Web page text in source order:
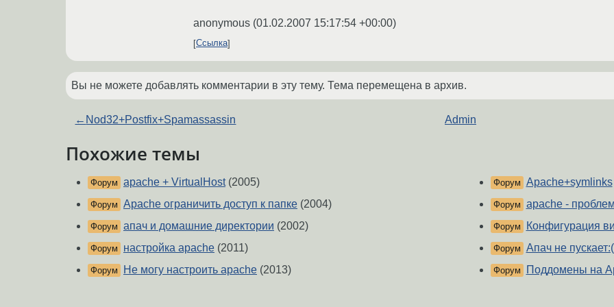
anonymous (01.02.2007 15:17:54 +00:00)
Ссылка
Вы не можете добавлять комментарии в эту тему. Тема перемещена в архив.
← Nod32+Postfix+Spamassassin Admin
Похожие темы
Форум apache + VirtualHost(2005)
Форум Apache ограничить доступ к папке (2004)
Форум апач и домашние директории (2002)
Форум настройка apache (2011)
Форум Не могу настроить apache (2013)
Форум Apache+symlinks
Форум apache -
Форум Конфигурация
Форум Апач не
Форум Поддомены на